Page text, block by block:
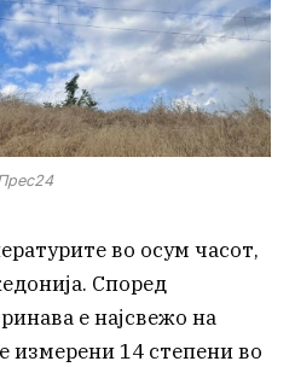
во осум часот,
Според
е најсвежо на
измерени 14 степени во